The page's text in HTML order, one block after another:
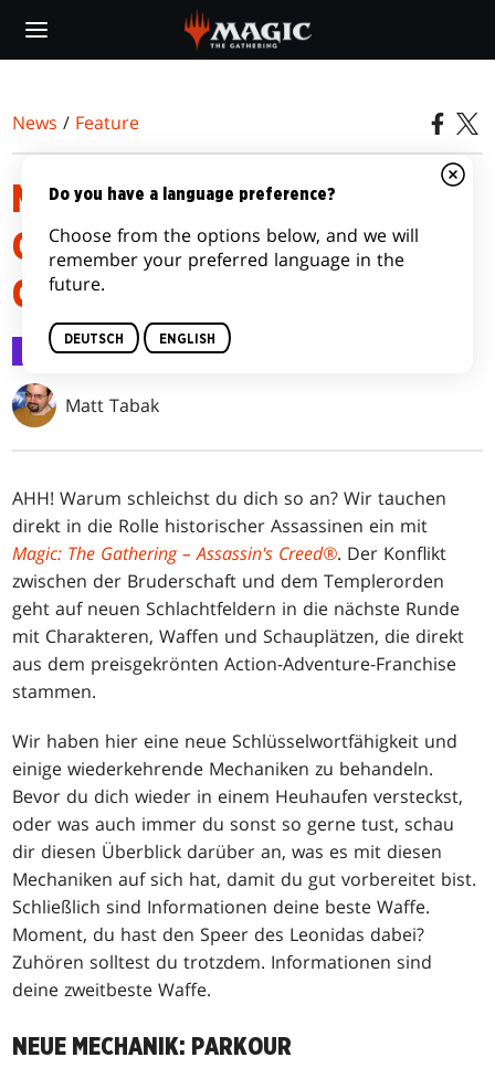
main
News / Feature
MECHANIKEN VON MAGIC: THE
GATHERING – ASSASSIN'S
CREED®
Feature 18. Juni 2024
Matt Tabak
AHH! Warum schleichst du dich so an? Wir tauchen
direkt in die Rolle historischer Assassinen ein mit
Magic: The Gathering – Assassin's Creed®. Der Konflikt
zwischen der Bruderschaft und dem Templerorden
geht auf neuen Schlachtfeldern in die nächste Runde
mit Charakteren, Waffen und Schauplätzen, die direkt
aus dem preisgekrönten Action-Adventure-Franchise
stammen.
Wir haben hier eine neue Schlüsselwortfähigkeit und
einige wiederkehrende Mechaniken zu behandeln.
Bevor du dich wieder in einem Heuhaufen versteckst,
oder was auch immer du sonst so gerne tust, schau
dir diesen Überblick darüber an, was es mit diesen
Mechaniken auf sich hat, damit du gut vorbereitet bist.
Schließlich sind Informationen deine beste Waffe.
Moment, du hast den Speer des Leonidas dabei?
Zuhören solltest du trotzdem. Informationen sind
deine zweitbeste Waffe.
NEUE MECHANIK: PARKOUR
Do you have a language preference?
Choose from the options below, and we will
remember your preferred language in the
future.
DEUTSCH ENGLISH